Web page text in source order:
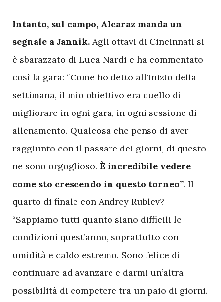
Intanto, sul campo, Alcaraz manda un
segnale a Jannik. Agli ottavi di Cincinnati si
è sbarazzato di Luca Nardi e ha commentato
così la gara: “Come ho detto all'inizio della
settimana, il mio obiettivo era quello di
migliorare in ogni gara, in ogni sessione di
allenamento. Qualcosa che penso di aver
raggiunto con il passare dei giorni, di questo
ne sono orgoglioso. È incredibile vedere
come sto crescendo in questo torneo”. Il
quarto di finale con Andrey Rublev?
“Sappiamo tutti quanto siano difficili le
condizioni quest’anno, soprattutto con
umidità e caldo estremo. Sono felice di
continuare ad avanzare e darmi un’altra
possibilità di competere tra un paio di giorni.